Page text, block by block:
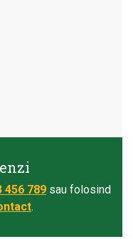
456 789 sau folosind
.